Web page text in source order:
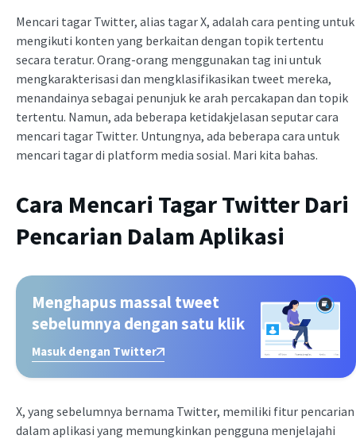
Mencari tagar Twitter, alias tagar X, adalah cara penting untuk
mengikuti konten yang berkaitan dengan topik tertentu
secara teratur. Orang-orang menggunakan tag ini untuk
mengkarakterisasi dan mengklasifikasikan tweet mereka,
menandainya sebagai penunjuk ke arah percakapan dan topik
tertentu. Namun, ada beberapa ketidakjelasan seputar cara
mencari tagar Twitter. Untungnya, ada beberapa cara untuk
mencari tagar di platform media sosial. Mari kita bahas.
Cara Mencari Tagar Twitter Dari
Pencarian Dalam Aplikasi
Menghapus massal tweet
sebelumnya dengan satu klik
Masuk dengan Twitter
X, yang sebelumnya bernama Twitter, memiliki fitur pencarian
dalam aplikasi yang memungkinkan pengguna menjelajahi